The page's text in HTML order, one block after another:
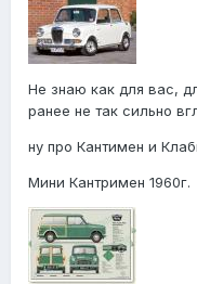
Не знаю как для вас,
ранее не так сильно
ну про Кантимен и
Мини Кантримен 1960г.